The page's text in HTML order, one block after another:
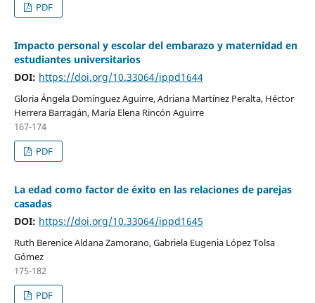
PDF
Impacto personal y escolar del embarazo y maternidad en
estudiantes universitarios
DOI: https://doi.org/10.33064/ippd1644
Gloria Ángela Domínguez Aguirre, Adriana Martínez Peralta, Héctor
Herrera Barragán, María Elena Rincón Aguirre
167-174
PDF
La edad como factor de éxito en las relaciones de parejas
casadas
DOI: https://doi.org/10.33064/ippd1645
Ruth Berenice Aldana Zamorano, Gabriela Eugenia López Tolsa
Gómez
175-182
PDF